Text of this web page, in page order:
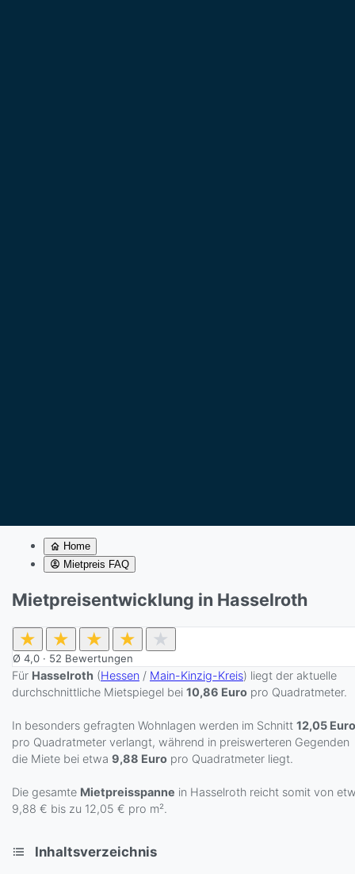
Home
Mietpreis FAQ
Mietpreisentwicklung in Hasselroth
★ ★ ★ ★ ★
Ø 4,0 · 52 Bewertungen
Für Hasselroth (Hessen / Main-Kinzig-Kreis) liegt der aktuelle
durchschnittliche Mietspiegel bei 10,86 Euro pro Quadratmeter.
In besonders gefragten Wohnlagen werden im Schnitt 12,05 Euro
pro Quadratmeter verlangt, während in preiswerteren Gegenden
die Miete bei etwa 9,88 Euro pro Quadratmeter liegt.
Die gesamte Mietpreisspanne in Hasselroth reicht somit von
9,88 € bis zu 12,05 € pro m².
Inhaltsverzeichnis